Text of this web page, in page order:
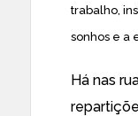
trabalho,
sonhos e a
Há nas